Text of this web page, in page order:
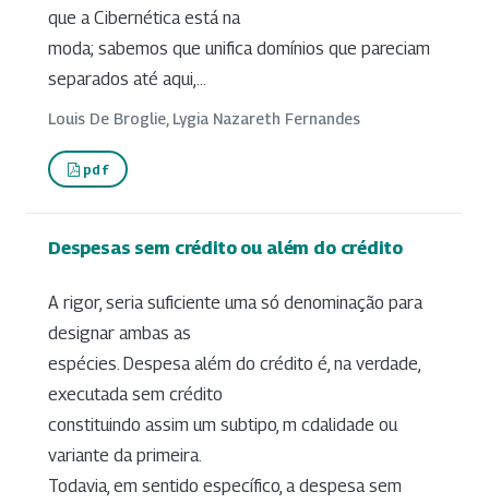
que a Cibernética está na
moda; sabemos que unifica domínios que pareciam
separados até aqui,...
Louis De Broglie, Lygia Nazareth Fernandes
pdf
Despesas sem crédito ou além do crédito
A rigor, seria suficiente uma só denominação para
designar ambas as
espécies. Despesa além do crédito é, na verdade,
executada sem crédito
constituindo assim um subtipo, m cdalidade ou
variante da primeira.
Todavia, em sentido específico, a despesa sem